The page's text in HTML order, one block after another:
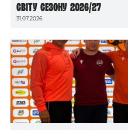
світу сезону 2026/27
31.07.2026